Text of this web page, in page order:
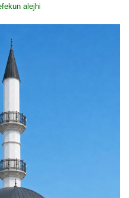
alejhi